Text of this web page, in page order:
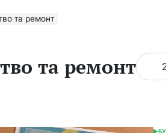
та ремонт
та ремонт